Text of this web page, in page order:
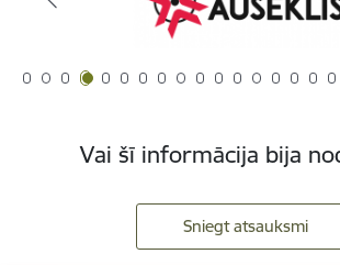
Vai šī informācija bija
Sniegt atsauksmi